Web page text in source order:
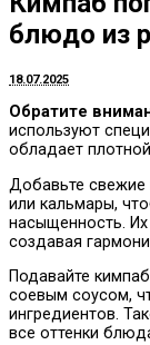
блюдо из
18.07.2025
Обратите
используют
обладает
Добавьте свежие
или кальмары,
насыщенность.
создавая
Подавайте
соевым соусом,
ингредиентов.
все оттенки